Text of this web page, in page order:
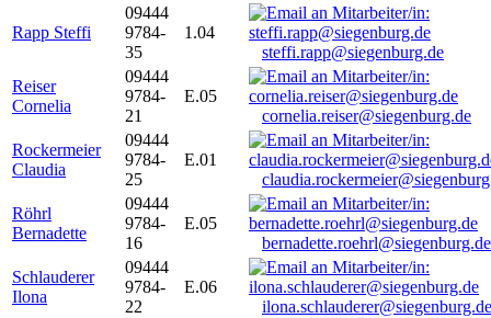
Rapp Steffi
09444
9784-
35
1.04
steffi.rapp@siegenburg.de
Reiser
Cornelia
09444
9784-
21
E.05
cornelia.reiser@siegenburg.de
Rockermeier
Claudia
09444
9784-
25
E.01
Röhrl
Bernadette
09444
9784-
16
E.05
bernadette.roehrl@siegenburg.de
Schlauderer
Ilona
09444
9784-
22
E.06
ilona.schlauderer@siegenburg.de